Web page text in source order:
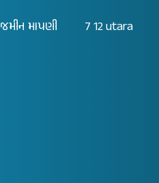
જમીન માપણી 7 12 utara